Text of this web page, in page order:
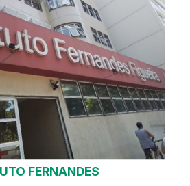
FERNANDES